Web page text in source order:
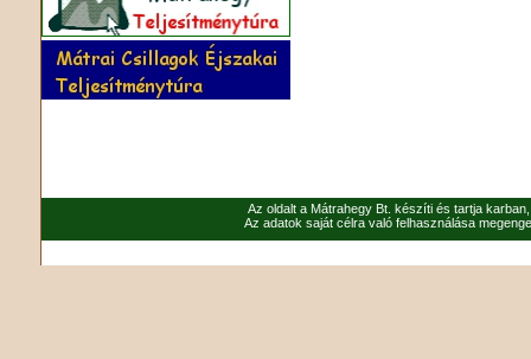
Az oldalt a Mátrahegy Bt. készíti és tartja
Az adatok saját célra való felhasználása